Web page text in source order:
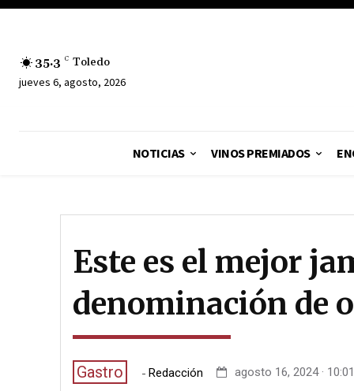
35.3 C Toledo
jueves 6, agosto, 2026
NOTICIAS VINOS PREMIADOS
Este es el mejor
denominación de
Gastro - Redacción agosto 16, 2024 · 10:01